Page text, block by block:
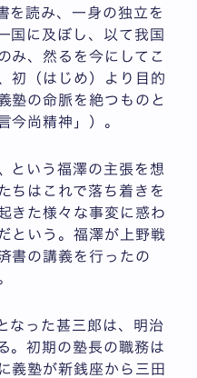
を読み、一身の独立を
国に及ぼし、以て我国
み、然るを今にしてこ
初（はじめ）より目的
塾の命脈を絶つものと
今尚精神」）。
という福澤の主張を想
ちはこれで落ち着きを
きた様々な事変に惑わ
という。福澤が上野戦
書の講義を行ったの
なった甚三郎は、明治
。初期の塾長の職務は
義塾が新銭座から三田